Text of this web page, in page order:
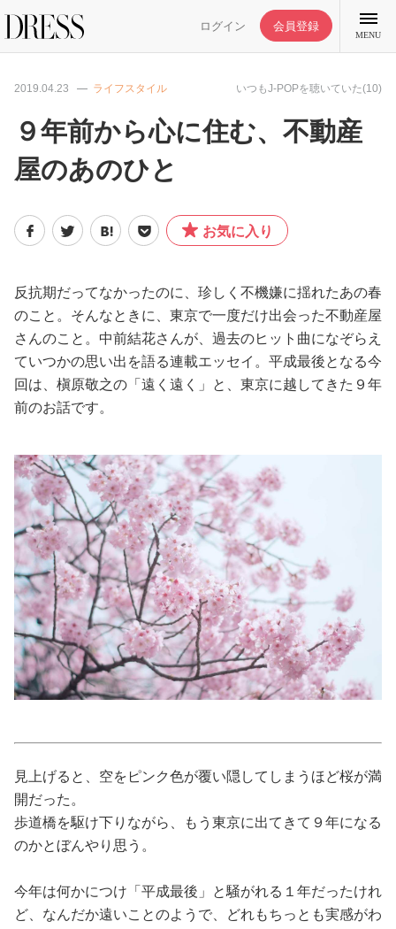
ログイン 会員登録
MENU
特集記事
DRESS部活
ファッション
恋愛/結婚/離婚
ワークスタイル
妊娠/出産/家族
ココロ/カラダ
グルメ
トラベル
カルチャー/エンタメ
性と愛
ゲーム
2019.04.23 ライフスタイル いつもJ-POPを聴いていた(10)
９年前から心に住む、不動産
屋のあのひと
お気に入り
反抗期だってなかったのに、珍しく不機嫌に揺れたあの春
のこと。そんなときに、東京で一度だけ出会った不動産屋
さんのこと。中前結花さんが、過去のヒット曲になぞらえ
ていつかの思い出を語る連載エッセイ。平成最後となる今
回は、槇原敬之の「遠く遠く」と、東京に越してきた９年
前のお話です。
見上げると、空をピンク色が覆い隠してしまうほど桜が満
開だった。
歩道橋を駆け下りながら、もう東京に出てきて９年になる
のかとぼんやり思う。
今年は何かにつけ「平成最後」と騒がれる１年だったけれ
ど、なんだか遠いことのようで、どれもちっとも実感がわ